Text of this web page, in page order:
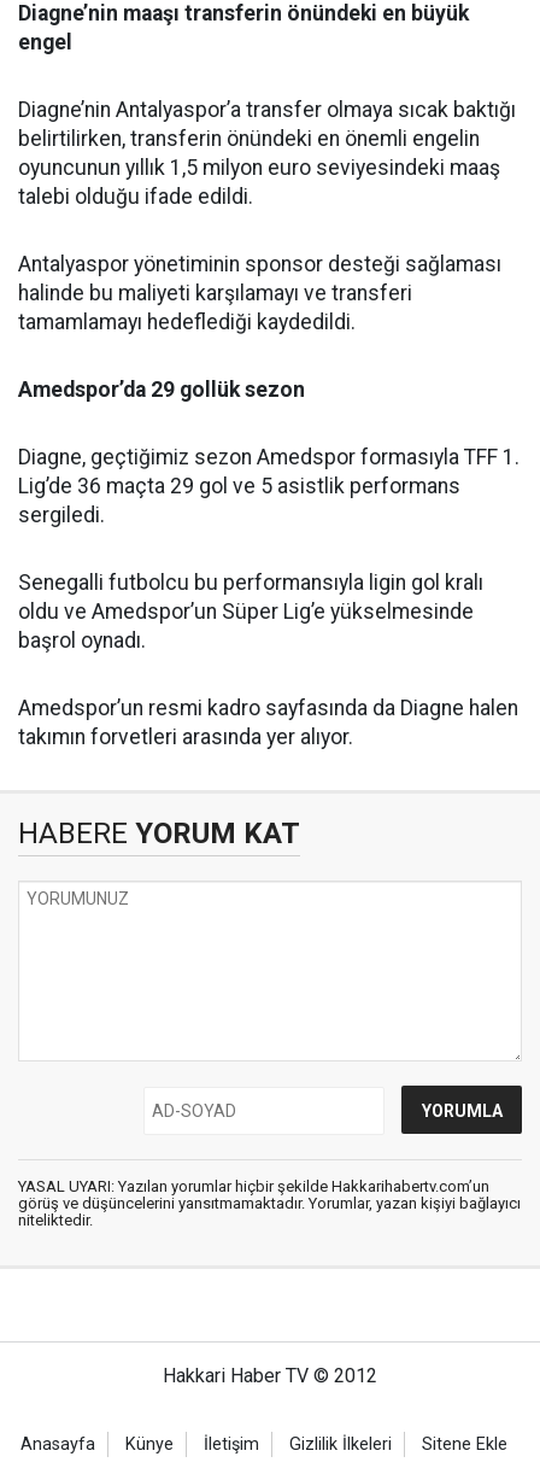
Diagne’nin maaşı transferin önündeki en büyük
engel
Diagne’nin Antalyaspor’a transfer olmaya sıcak baktığı
belirtilirken, transferin önündeki en önemli engelin
oyuncunun yıllık 1,5 milyon euro seviyesindeki maaş
talebi olduğu ifade edildi.
Antalyaspor yönetiminin sponsor desteği sağlaması
halinde bu maliyeti karşılamayı ve transferi
tamamlamayı hedeflediği kaydedildi.
Amedspor’da 29 gollük sezon
Diagne, geçtiğimiz sezon Amedspor formasıyla TFF 1.
Lig’de 36 maçta 29 gol ve 5 asistlik performans
sergiledi.
Senegalli futbolcu bu performansıyla ligin gol kralı
oldu ve Amedspor’un Süper Lig’e yükselmesinde
başrol oynadı.
Amedspor’un resmi kadro sayfasında da Diagne halen
takımın forvetleri arasında yer alıyor.
HABERE YORUM KAT
YASAL UYARI: Yazılan yorumlar hiçbir şekilde Hakkarihabertv.com’un
görüş ve düşüncelerini yansıtmamaktadır. Yorumlar, yazan kişiyi bağlayıcı
niteliktedir.
Hakkari Haber TV © 2012
Anasayfa Künye İletişim Gizlilik İlkeleri Sitene Ekle